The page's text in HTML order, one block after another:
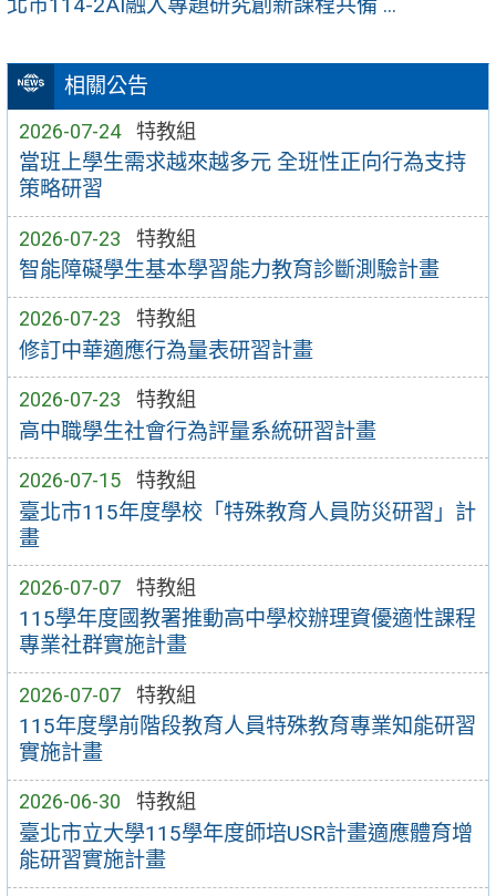
相關公告
2026-07-24 特教組
當班上學生需求越來越多元 全班性正向行為支持
策略研習
2026-07-23 特教組
智能障礙學生基本學習能力教育診斷測驗計畫
2026-07-23 特教組
修訂中華適應行為量表研習計畫
2026-07-23 特教組
高中職學生社會行為評量系統研習計畫
2026-07-15 特教組
臺北市115年度學校「特殊教育人員防災研習」計
畫
2026-07-07 特教組
115學年度國教署推動高中學校辦理資優適性課程
專業社群實施計畫
2026-07-07 特教組
115年度學前階段教育人員特殊教育專業知能研習
實施計畫
2026-06-30 特教組
臺北市立大學115學年度師培USR計畫適應體育增
能研習實施計畫
北市114-2AI融入專題研究創新課程共備 ...